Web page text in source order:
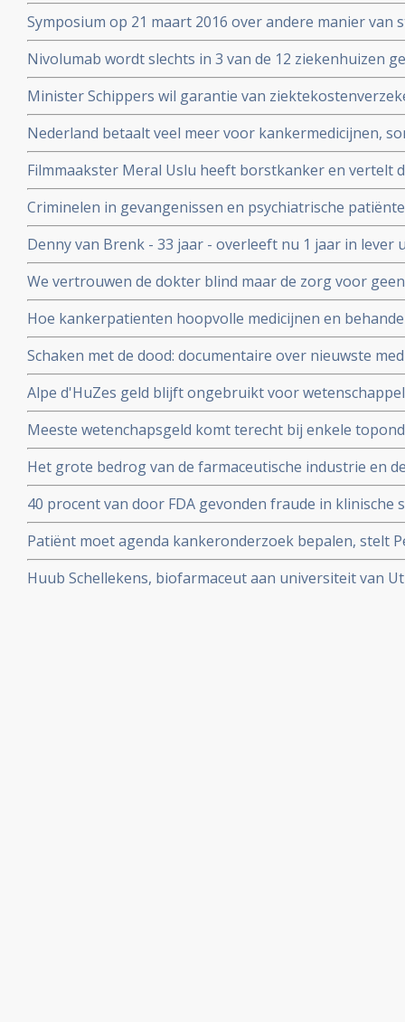
welke het beste aanslaat. Zie Hans Clevers met mooie
Symposium op 21 maart 2016 over andere manier van
patienten voor voeding en ziektes: Beyond RCT’s:
strategies in food and health
Nivolumab wordt slechts in 3 van de 12 ziekenhuizen
longkankerpatienten terwijl ze verplicht zijn dit wel te
Minister Schippers wil garantie van
dure medicijnen bij kanker.
Nederland betaalt veel meer voor kankermedicijnen,
andere landen blijkt uit vergelijkend onderzoek tussen
Filmmaakster Meral Uslu heeft borstkanker en vertelt
Kanker die wordt uitgezonden op maandag 30
Criminelen in gevangenissen en psychiatrische
voedingssupplementen binnen onderzoeksverband
te beïnvloeden.
Denny van Brenk - 33 jaar - overleeft nu 1 jaar in lever
door chemo pomp in New York, maar hij heeft alles
We vertrouwen de dokter blind maar de zorg voor
Correspondent ging uit op onderzoek maar ook hij
Hoe kankerpatienten hoopvolle medicijnen en
waardoor zelfs oncologen in opstand komen.
Schaken met de dood: documentaire over nieuwste
personalised medicine in het AvL - Anthonie van
Alpe d'HuZes geld blijft ongebruikt voor
Veenendaal gerehabiliteerd door Medialogica en
Meeste wetenchapsgeld komt terecht bij enkele
over meer dan 60 procent van al het geld voor vrij
Het grote bedrog van de farmaceutische industrie en
blootgelegd door de Correspondent in mooi stuk
40 procent van door FDA gevonden fraude in
en vermeld in uiteindelijke medicijnvoorschriften.
Patiënt moet agenda kankeronderzoek bepalen, stelt
column
Huub Schellekens, biofarmaceut aan universiteit van